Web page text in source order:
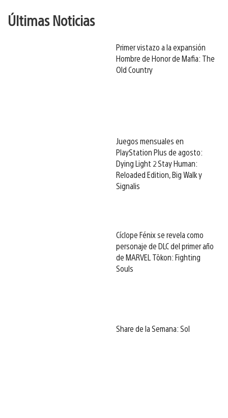
Últimas Noticias
Primer vistazo a la expansión
Hombre de Honor de Mafia: The
Old Country
Juegos mensuales en
PlayStation Plus de agosto:
Dying Light 2 Stay Human:
Reloaded Edition, Big Walk y
Signalis
Cíclope Fénix se revela como
personaje de DLC del primer año
de MARVEL Tōkon: Fighting
Souls
Share de la Semana: Sol